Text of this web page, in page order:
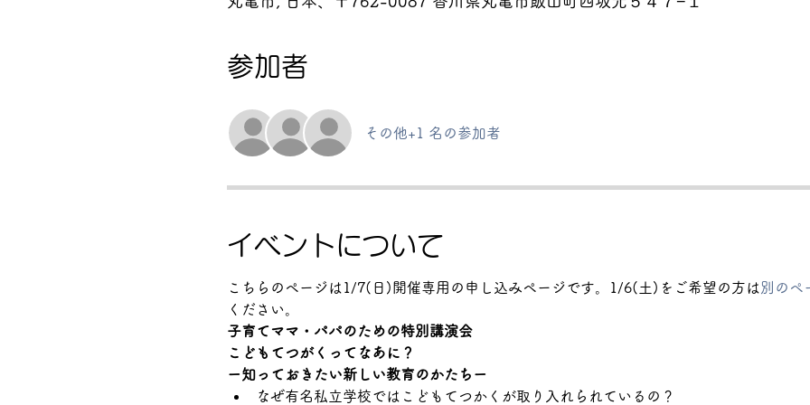
参加者
その他+1 名の参加者
イベントについて
こちらのページは1/7(日)開催専用の申し込みページです。1/6(土)をご希望の方は 別のペ
ください。
子育てママ・パパのための特別講演会
こどもてつがくってなあに？
ー知っておきたい新しい教育のかたちー
なぜ有名私立学校ではこどもてつかくが取り入れられているの？